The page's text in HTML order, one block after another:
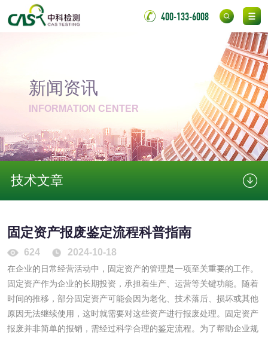
400-133-6008
新闻资讯
INFORMATION CENTER
技术文章
固定资产报废鉴定流程科普指南
624 2024-10-18
在企业的日常经营活动中，固定资产的管理是一项至关重要的工作。
固定资产作为企业的长期投资，承担着生产、运营等关键功能。随着
时间的推移，部分固定资产可能会因为老化、技术落后、损坏或其他
原因无法继续使用，这时就需要对这些资产进行报废处理。固定资产
报废并非简单的报销，需经过科学合理的鉴定流程。为了帮助企业规
化妆品急性经口毒
化妆品皮肤变态反
应试验
日化产品
洗衣液检测 洗涤剂检测
花露水检测 蚊香液检测
日化产品毒理检测
水处理剂
水处理药剂检测 聚丙烯酰胺检测